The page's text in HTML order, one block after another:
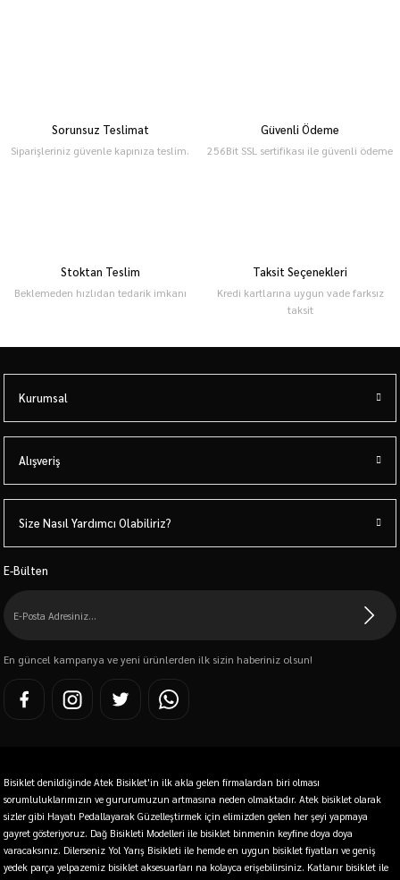
Sorunsuz Teslimat
Siparişleriniz güvenle kapınıza teslim.
Güvenli Ödeme
256Bit SSL sertifikası ile güvenli ödeme
Stoktan Teslim
Beklemeden hızlıdan tedarik imkanı
Taksit Seçenekleri
Kredi kartlarına uygun vade farksız
taksit
Kurumsal
Alışveriş
Size Nasıl Yardımcı Olabiliriz?
E-Bülten
En güncel kampanya ve yeni ürünlerden ilk sizin haberiniz olsun!
Bisiklet denildiğinde Atek Bisiklet'in ilk akla gelen firmalardan biri olması
sorumluluklarımızın ve gururumuzun artmasına neden olmaktadır. Atek bisiklet olarak
sizler gibi Hayatı Pedallayarak Güzelleştirmek için elimizden gelen her şeyi yapmaya
gayret gösteriyoruz. Dağ Bisikleti Modelleri ile bisiklet binmenin keyfine doya doya
varacaksınız. Dilerseniz Yol Yarış Bisikleti ile hemde en uygun bisiklet fiyatları ve geniş
yedek parça yelpazemiz bisiklet aksesuarları na kolayca erişebilirsiniz. Katlanır bisiklet ile